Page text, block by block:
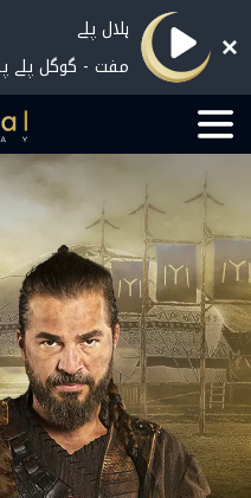
ہلال پلے
مفت - گوگل پلے